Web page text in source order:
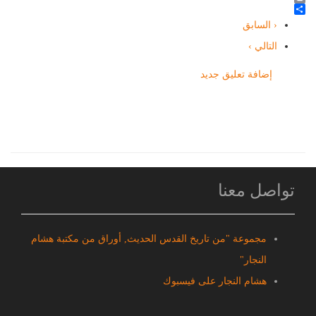
Twitter
Print
Share
‹ السابق
التالي ›
إضافة تعليق جديد
تواصل معنا
مجموعة "من تاريخ القدس الحديث, أوراق من مكتبة هشام
النجار"
هشام النجار على فيسبوك